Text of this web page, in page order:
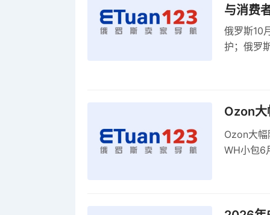
与消费
俄罗斯10
护；俄罗
Ozon大
Ozon大
WH小包6